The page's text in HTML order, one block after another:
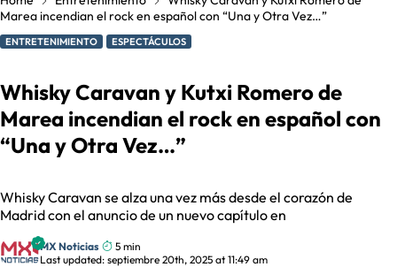
Marea incendian el rock en español con “Una y Otra Vez…”
ENTRETENIMIENTO ESPECTÁCULOS
Whisky Caravan y Kutxi Romero de
Marea incendian el rock en español con
“Una y Otra Vez…”
Whisky Caravan se alza una vez más desde el corazón de
Madrid con el anuncio de un nuevo capítulo en
MX Noticias
5 min
Last updated: septiembre 20th, 2025 at 11:49 am